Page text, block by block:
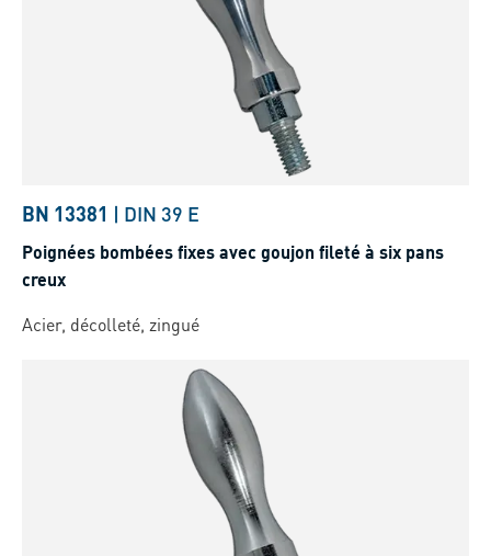
BN 13381 | DIN 39 E
Poignées bombées fixes avec goujon fileté à six pans
creux
Acier, décolleté, zingué